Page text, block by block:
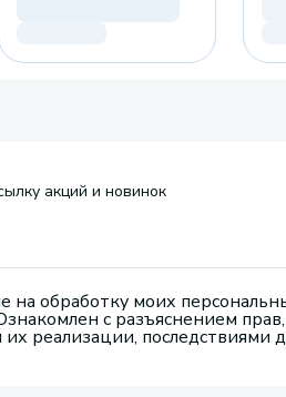
акций и новинок
на обработку моих
с разъяснением
реализации, последствиями